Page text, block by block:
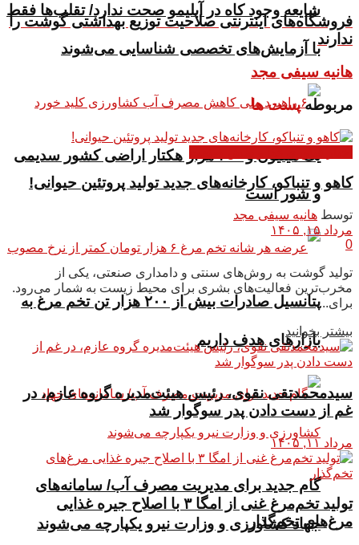
شایعه وجود کاه در آبلیمو صحت ندارد/ تقلب‌ها فقط
با آزمایش‌های تخصصی شناسایی می‌شوند
یک میلیون و ۲۰۰ هزار هکتار اراضی کشور سدیمی
و شور است
پتانسیل صادرات بیش از ۲۰۰ هزار تن تخم مرغ به
بازار‌های هدف داریم
گام جدید برای مدیریت مصرف آب/ سامانه‌های
جهاد کشاورزی و وزارت نیرو یکپارچه می‌شوند
فروشگاه‌های اینترنتی صلاحیت توزیع بهداشتی گوشت را
ندارند
هانیه سیفی مجد
مربوطهپست ها
کاهو و تنباکو، کارخانه‌های جدید تولید پروتئین حیوانی!
توسط هانیه سیفی مجد
مرداد ۱۵, ۱۴۰۵
0
تولید گوشت به روش‌های سنتی و دامداری صنعتی، یکی از
مخرب‌ترین فعالیت‌های بشری برای محیط زیست به شمار می‌رود.
برای...
بیشتر بخوانید
سیدمحمدتقی نقوی، رئیس هیئت‌مدیره گروه عازم، در
غم از دست دادن پدر سوگوار شد
مرداد ۱۱, ۱۴۰۵
تولید تخم‌مرغ غنی از امگا ۳ با اصلاح جیره غذایی
مرغ‌های تخم‌گذار